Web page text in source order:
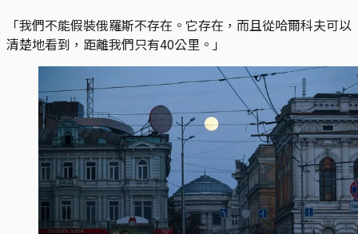
「我們不能假裝俄羅斯不存在。它存在，而且從哈爾科夫可以
清楚地看到，距離我們只有40公里。」